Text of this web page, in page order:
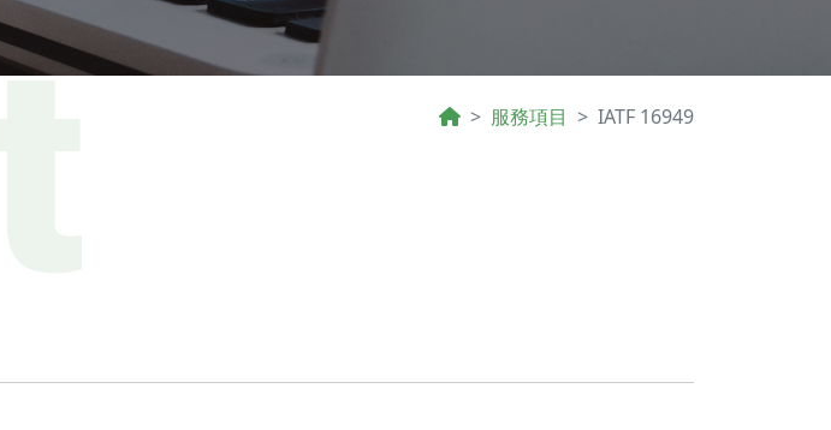
服務項目 IATF 16949